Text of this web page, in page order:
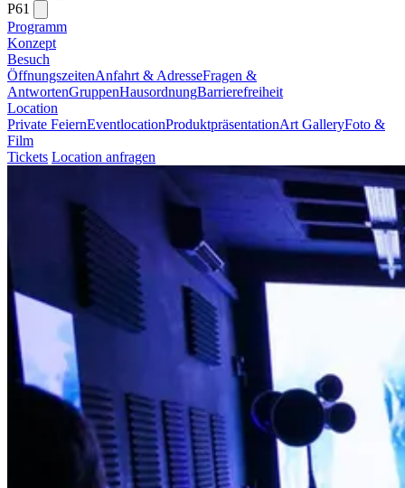
P61
Programm
Konzept
Besuch
ÖffnungszeitenAnfahrt & AdresseFragen &
AntwortenGruppenHausordnungBarrierefreiheit
Location
Private FeiernEventlocationProduktpräsentationArt GalleryFoto &
Film
Tickets Location anfragen